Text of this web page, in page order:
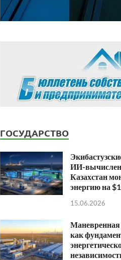
ГОСУДАРСТВО
ИИ-
Казахстан
энергию на
15.06.2026
Маневренная
как